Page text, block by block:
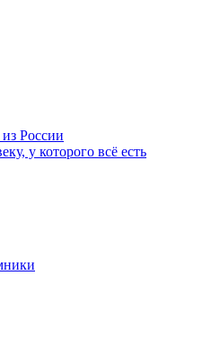
России
у которого всё есть